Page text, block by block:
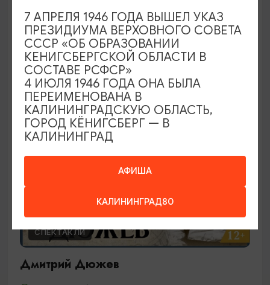
Ирландское шоу
29.09.2026 19:00
Калининград, Калининградский театр эстрады
ОТ 2000₽
СПЕКТАКЛИ
Дмитрий Дюжев
АФИША
КАЛИНИНГРАД80
7 АПРЕЛЯ 1946 ГОДА ВЫШЕЛ УКАЗ
ПРЕЗИДИУМА ВЕРХОВНОГО СОВЕТА
СССР «ОБ ОБРАЗОВАНИИ
КЕНИГСБЕРГСКОЙ ОБЛАСТИ В
СОСТАВЕ РСФСР»
4 ИЮЛЯ 1946 ГОДА ОНА БЫЛА
ПЕРЕИМЕНОВАНА В
КАЛИНИНГРАДСКУЮ ОБЛАСТЬ,
ГОРОД КЁНИГСБЕРГ — В
КАЛИНИНГРАД